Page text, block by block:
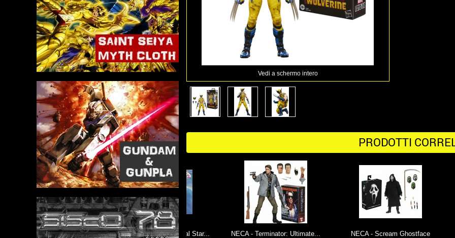
Vedi a schermo intero
PRODOTTI
NECA - Terminator: Ultimate...
NECA - Scream Ghostface
NECA -